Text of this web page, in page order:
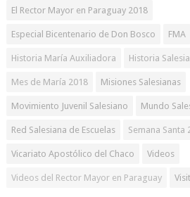
El Rector Mayor en Paraguay 2018
Especial Bicentenario de Don Bosco FMA
Historia María Auxiliadora Historia
Mes de María 2018 Misiones Salesianas
Movimiento Juvenil Salesiano Mundo
Red Salesiana de Escuelas Semana Santa
Vicariato Apostólico del Chaco Videos
Videos del Rector Mayor en Paraguay